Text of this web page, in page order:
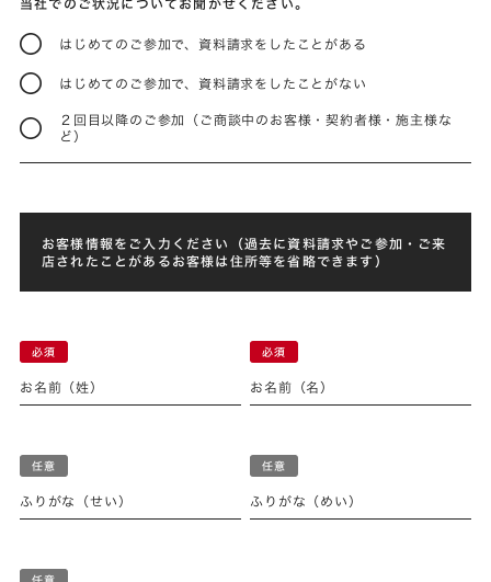
当社でのご状況についてお聞かせください。
はじめてのご参加で、資料請求をしたことがある
はじめてのご参加で、資料請求をしたことがない
２回目以降のご参加（ご商談中のお客様・契約者様・施主様な
ど）
お客様情報をご入力ください（過去に資料請求やご参加・ご来
店されたことがあるお客様は住所等を省略できます）
お名前（姓） お名前（名）
ふりがな（せい） ふりがな（めい）